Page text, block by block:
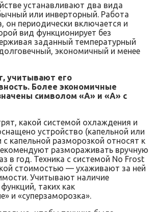
устанавливают два вида
или инверторный. Работа
он периодически включается и
вид функционирует без
заданный температурный
экономичный и менее
учитывают его
Более экономичные
символом «А» и «А» с
какой системой охлаждения и
устройство (капельной или
капельной разморозкой относят к
размораживать вручную
в год. Техника с системой No Frost
стоимостью — ухаживают за ней
Учитывают наличие
таких как
и «суперзаморозка».